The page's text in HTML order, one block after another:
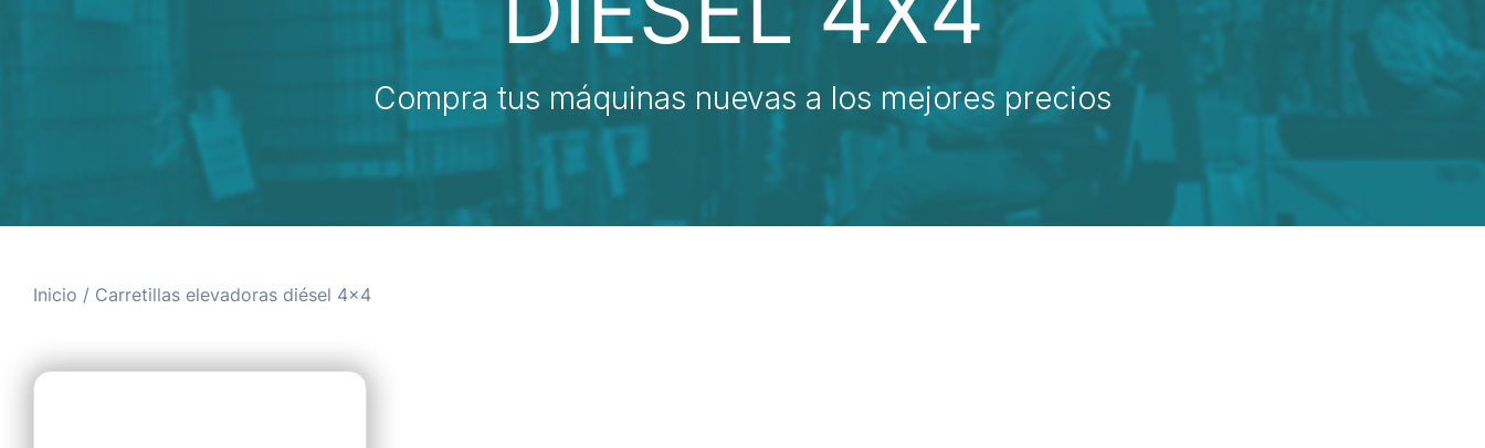
Compra tus máquinas nuevas a los mejores precios
Inicio / Carretillas elevadoras diésel 4x4